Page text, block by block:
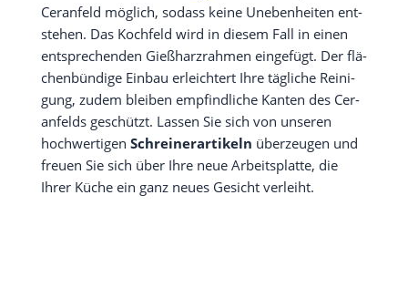
Cer­an­feld mög­lich, sodass kei­ne Uneben­hei­ten ent­
ste­hen. Das Koch­feld wird in die­sem Fall in einen
ent­spre­chen­den Gieß­harz­rah­men ein­ge­fügt. Der flä­
chen­bün­di­ge Ein­bau erleich­tert Ihre täg­li­che Rei­ni­
gung, zudem blei­ben emp­find­li­che Kan­ten des Cer­
an­felds geschützt. Las­sen Sie sich von unse­ren
hoch­wer­ti­gen Schrei­ner­ar­ti­keln über­zeu­gen und
freu­en Sie sich über Ihre neue Arbeits­plat­te, die
Ihrer Küche ein ganz neu­es Gesicht verleiht.